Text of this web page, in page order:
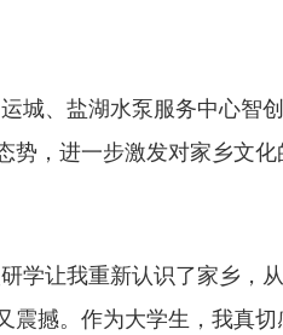
城、盐湖水泵服务中心智
势，进一步激发对家乡文
学让我重新认识了家乡，
震撼。作为大学生，我真